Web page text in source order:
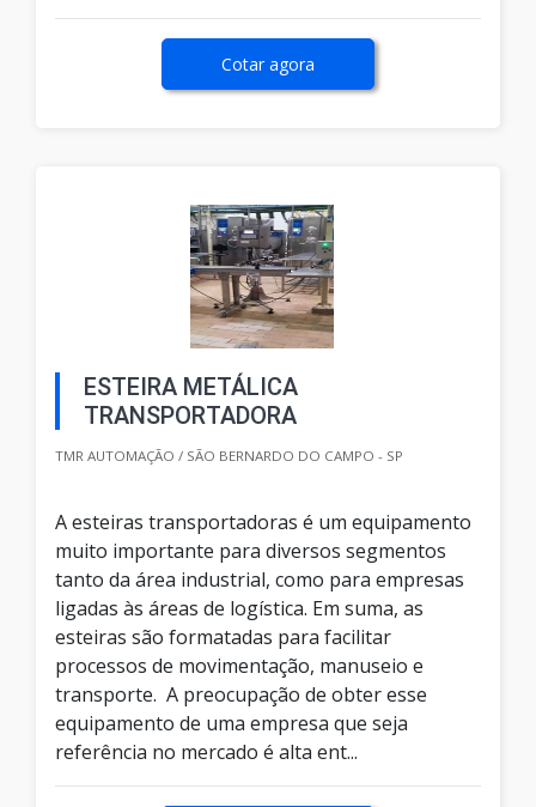
Cotar agora
ESTEIRA METÁLICA
TRANSPORTADORA
TMR AUTOMAÇÃO / SÃO BERNARDO DO CAMPO - SP
A esteiras transportadoras é um equipamento
muito importante para diversos segmentos
tanto da área industrial, como para empresas
ligadas às áreas de logística. Em suma, as
esteiras são formatadas para facilitar
processos de movimentação, manuseio e
transporte. A preocupação de obter esse
equipamento de uma empresa que seja
referência no mercado é alta ent...